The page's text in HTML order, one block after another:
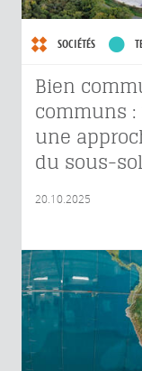
SOCIÉTÉS
Bien
communs :
une
du sous-sol
20.10.2025